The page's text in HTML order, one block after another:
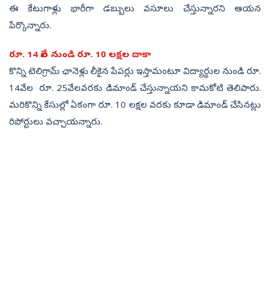
ఈ కేటుగాళ్లు భారీగా డబ్బులు వసూలు చేస్తున్నారని ఆయన
పేర్కొన్నారు.
రూ. 14 వేల నుండి రూ. 10 లక్షల దాకా
కొన్ని టెలిగ్రామ్ ఛానెళ్లు లీకైన పేపర్లు ఇస్తామంటూ విద్యార్థుల నుండి రూ.
14వేల రూ. 25వేలవరకు డిమాండ్ చేస్తున్నాయని కామకోటి తెలిపారు.
మరికొన్ని కేసుల్లో ఏకంగా రూ. 10 లక్షల వరకు కూడా డిమాండ్ చేసినట్లు
రిపోర్టులు వచ్చాయన్నారు.